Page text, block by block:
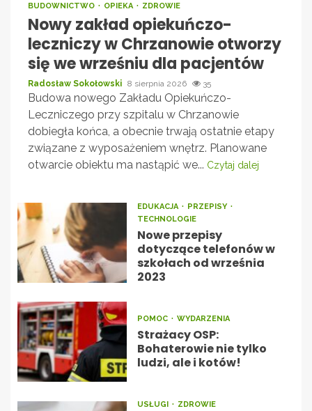
BUDOWNICTWO OPIEKA ZDROWIE
Nowy zakład opiekuńczo-
leczniczy w Chrzanowie otworzy
się we wrześniu dla pacjentów
Radosław Sokołowski 8 sierpnia 2026 35
Budowa nowego Zakładu Opiekuńczo-
Leczniczego przy szpitalu w Chrzanowie
dobiegła końca, a obecnie trwają ostatnie etapy
związane z wyposażeniem wnętrz. Planowane
otwarcie obiektu ma nastąpić we... Czytaj dalej
EDUKACJA
PRZEPISY
TECHNOLOGIE
Nowe przepisy
dotyczące telefonów w
szkołach od września
2023
POMOC WYDARZENIA
Strażacy OSP:
Bohaterowie nie tylko
ludzi, ale i kotów!
USŁUGI ZDROWIE